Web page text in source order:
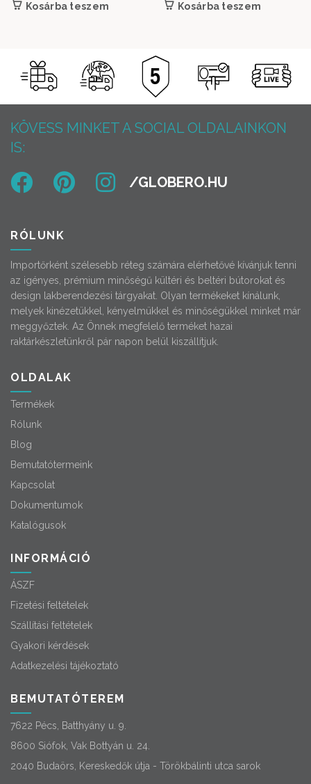
Kosárba teszem Kosárba teszem
KÖVESS MINKET A SOCIAL OLDALAINKON
IS:
RÓLUNK
Importőrként szélesebb réteg számára elérhetővé kívánjuk tenni
az igényes, prémium minőségű kültéri és beltéri bútorokat és
design lakberendezési tárgyakat. Olyan termékeket kínálunk,
melyek kinézetükkel, kényelmükkel és minőségükkel minket már
meggyőztek. Az Önnek megfelelő terméket hazai
raktárkészletünkről pár napon belül kiszállítjuk.
OLDALAK
Termékek
Rólunk
Blog
Bemutatótermeink
Kapcsolat
Dokumentumok
Katalógusok
INFORMÁCIÓ
ÁSZF
Fizetési feltételek
Szállítási feltételek
Gyakori kérdések
Adatkezelési tájékoztató
BEMUTATÓTEREM
7622 Pécs, Batthyány u. 9.
8600 Siófok, Vak Bottyán u. 24.
2040 Budaörs, Kereskedők útja - Törökbálinti utca sarok